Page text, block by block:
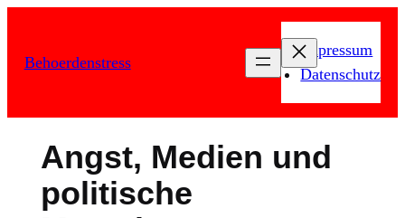
springen
Behoerdenstress
Impressum
Datenschutz
Angst, Medien und
politische